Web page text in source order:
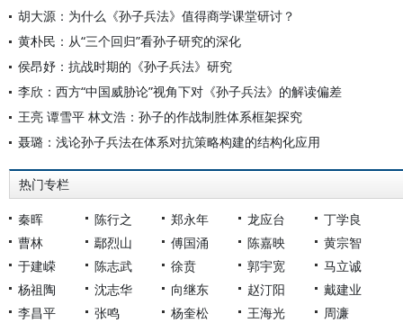
胡大源：为什么《孙子兵法》值得商学课堂研讨？
黄朴民：从“三个回归”看孙子研究的深化
侯昂妤：抗战时期的《孙子兵法》研究
李欣：西方“中国威胁论”视角下对《孙子兵法》的解读偏差
王亮 谭雪平 林文浩：孙子的作战制胜体系框架探究
聂璐：浅论孙子兵法在体系对抗策略构建的结构化应用
热门专栏
秦晖 陈行之 郑永年 龙应台
丁学良
曹林
鄢烈山 傅国涌 陈嘉映
黄宗智
于建嵘
陈志武 徐贲 郭宇宽
马立诚
杨祖陶
沈志华 向继东 赵汀阳
戴建业
李昌平
张鸣 杨奎松 王海光 周濂